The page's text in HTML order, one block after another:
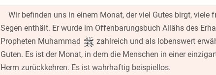
Wir befinden uns in einem Monat, der viel Gutes birgt, viele
Segen enthält. Er wurde im Offenbarungsbuch Allâhs des
Propheten Muhammad
zahlreich und als lobenswert
Guten. Es ist der Monat, in dem die Menschen in einer
Herrn zurückkehren. Es ist wahrhaftig beispiellos.